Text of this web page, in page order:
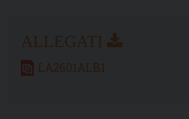
LA2601ALB1